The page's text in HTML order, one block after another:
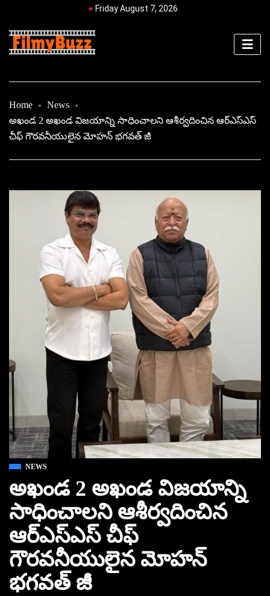
Friday August 7, 2026
Home
News
అఖండ 2 అఖండ విజయాన్ని సాధించాలని ఆశీర్వదించిన ఆర్ఎస్ఎస్
చీఫ్ గౌరవనీయులైన మోహన్ భగవత్ జీ
NEWS
అఖండ 2 అఖండ విజయాన్ని
సాధించాలని ఆశీర్వదించిన
ఆర్ఎస్ఎస్ చీఫ్
గౌరవనీయులైన మోహన్
భగవత్ జీ